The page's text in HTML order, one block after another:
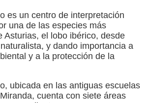
es un centro de interpretación
una de las especies más
Asturias, el lobo ibérico, desde
y dando importancia a
y a la protección de la
ubicada en las antiguas escuelas
cuenta con siete áreas